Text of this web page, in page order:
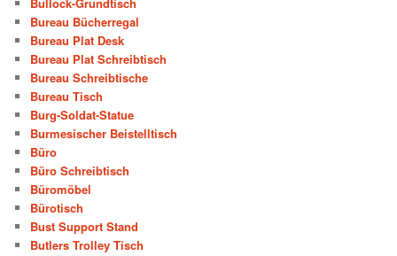
Bureau Bücherregal
Bureau Plat Desk
Bureau Plat Schreibtisch
Bureau Schreibtische
Bureau Tisch
Burg-Soldat-Statue
Burmesischer Beistelltisch
Büro
Büro Schreibtisch
Büromöbel
Bürotisch
Bust Support Stand
Butlers Trolley Tisch